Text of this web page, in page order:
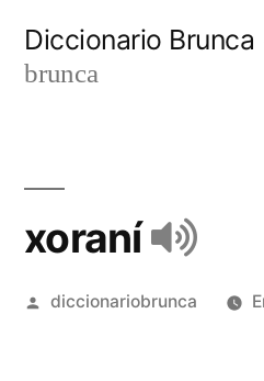
Diccionario Brunca
brunca
xoraní
diccionariobrunca